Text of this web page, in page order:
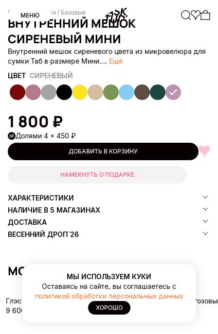
МЕНЮ
Каталог / Мешки / Базовые
ВНУТРЕННИЙ МЕШОК
СИРЕНЕВЫЙ МИНИ
Внутренний мешок сиреневого цвета из микровелюра для
сумки Таб в размере Мини.… Ещё
ЦВЕТ СИРЕНЕВЫЙ
1 800 ₽
Долями 4 × 450 ₽
ДОБАВИТЬ В КОРЗИНУ
НАМЕКНУТЬ О ПОДАРКЕ
ХАРАКТЕРИСТИКИ
НАЛИЧИЕ В 5 МАГАЗИНАХ
ДОСТАВКА
ВЕСЕННИЙ ДРОП`26
МОЖЕТ ПОНРАВИТЬСЯ
Глэсси Таг Таб Медиум
9 600 ₽
Ремень
МЫ ИСПОЛЬЗУЕМ КУКИ
Оставаясь на сайте, вы соглашаетесь с
политикой обработки персональных данных
ХОРОШО